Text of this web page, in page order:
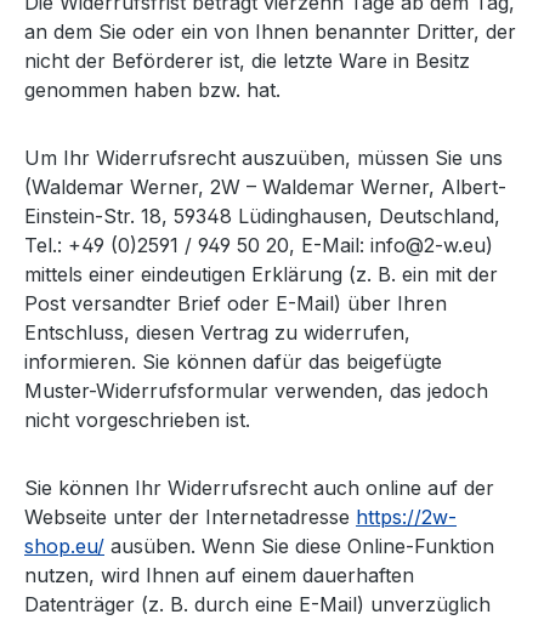
an dem Sie oder ein von Ihnen benannter Dritter, der
nicht der Beförderer ist, die letzte Ware in Besitz
genommen haben bzw. hat.
Um Ihr Widerrufsrecht auszuüben, müssen Sie uns
(Waldemar Werner, 2W – Waldemar Werner, Albert-
Einstein-Str. 18, 59348 Lüdinghausen, Deutschland,
Tel.: +49 (0)2591 / 949 50 20, E-Mail: info@2-w.eu)
mittels einer eindeutigen Erklärung (z. B. ein mit der
Post versandter Brief oder E-Mail) über Ihren
Entschluss, diesen Vertrag zu widerrufen,
informieren. Sie können dafür das beigefügte
Muster-Widerrufsformular verwenden, das jedoch
nicht vorgeschrieben ist.
Sie können Ihr Widerrufsrecht auch online auf der
Webseite unter der Internetadresse https://2w-
shop.eu/ ausüben. Wenn Sie diese Online-Funktion
nutzen, wird Ihnen auf einem dauerhaften
Datenträger (z. B. durch eine E-Mail) unverzüglich